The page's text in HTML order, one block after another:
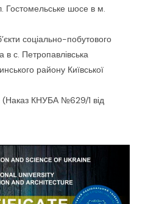
Гостомельське шосе в м.
соціально-побутового
в с. Петропавлівська
району Київської
(Наказ КНУБА №629/1 від